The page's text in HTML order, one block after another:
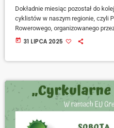
Dokładnie miesiąc pozostał do
cyklistów w naszym regionie, czyli
Rowerowego, organizowanego
Wodzisławiu Śląskim. Do udziału
today 31 LIPCA 2025